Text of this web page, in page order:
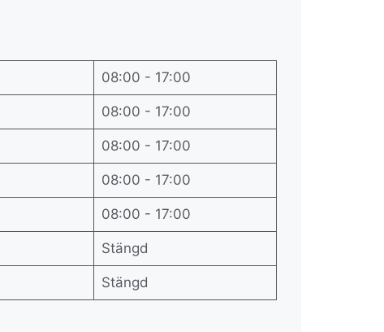
08:00 - 17:00
08:00 - 17:00
08:00 - 17:00
08:00 - 17:00
08:00 - 17:00
Stängd
Stängd